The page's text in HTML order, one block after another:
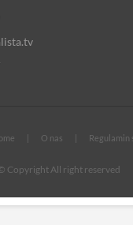
O nas Regulamin
Copyright All right reserved